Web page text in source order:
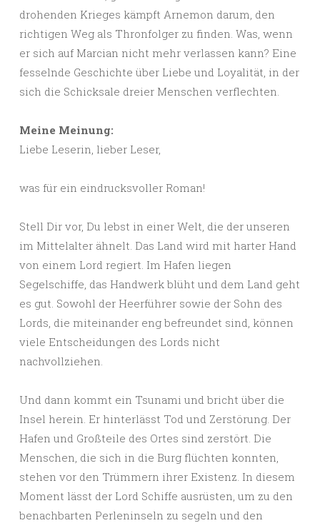
drohenden Krieges kämpft Arnemon darum, den
richtigen Weg als Thronfolger zu finden. Was, wenn
er sich auf Marcian nicht mehr verlassen kann? Eine
fesselnde Geschichte über Liebe und Loyalität, in der
sich die Schicksale dreier Menschen verflechten.
Meine Meinung:
Liebe Leserin, lieber Leser,
was für ein eindrucksvoller Roman!
Stell Dir vor, Du lebst in einer Welt, die der unseren
im Mittelalter ähnelt. Das Land wird mit harter Hand
von einem Lord regiert. Im Hafen liegen
Segelschiffe, das Handwerk blüht und dem Land geht
es gut. Sowohl der Heerführer sowie der Sohn des
Lords, die miteinander eng befreundet sind, können
viele Entscheidungen des Lords nicht
nachvollziehen.
Und dann kommt ein Tsunami und bricht über die
Insel herein. Er hinterlässt Tod und Zerstörung. Der
Hafen und Großteile des Ortes sind zerstört. Die
Menschen, die sich in die Burg flüchten konnten,
stehen vor den Trümmern ihrer Existenz. In diesem
Moment lässt der Lord Schiffe ausrüsten, um zu den
benachbarten Perleninseln zu segeln und den